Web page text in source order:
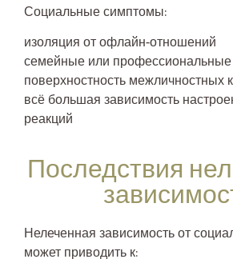
Социальные симптомы:
изоляция от офлайн-отношений
семейные или
поверхностность межличностных
всё большая зависимость
реакций
Последствия
Нелеченная зависимость от
может приводить к: